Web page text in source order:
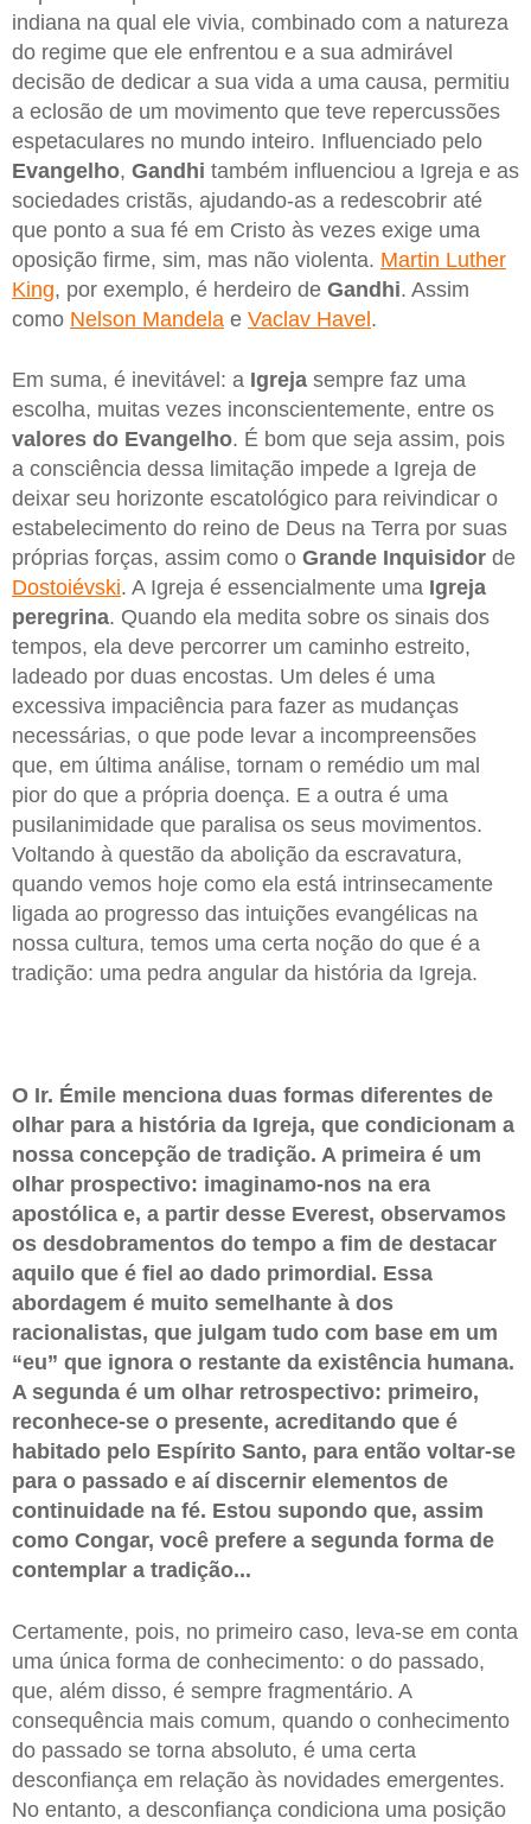
indiana na qual ele vivia, combinado com a natureza
do regime que ele enfrentou e a sua admirável
decisão de dedicar a sua vida a uma causa, permitiu
a eclosão de um movimento que teve repercussões
espetaculares no mundo inteiro. Influenciado pelo
Evangelho, Gandhi também influenciou a Igreja e as
sociedades cristãs, ajudando-as a redescobrir até
que ponto a sua fé em Cristo às vezes exige uma
oposição firme, sim, mas não violenta. Martin Luther
King, por exemplo, é herdeiro de Gandhi. Assim
como Nelson Mandela e Vaclav Havel.
Em suma, é inevitável: a Igreja sempre faz uma
escolha, muitas vezes inconscientemente, entre os
valores do Evangelho. É bom que seja assim, pois
a consciência dessa limitação impede a Igreja de
deixar seu horizonte escatológico para reivindicar o
estabelecimento do reino de Deus na Terra por suas
próprias forças, assim como o Grande Inquisidor de
Dostoiévski. A Igreja é essencialmente uma Igreja
peregrina. Quando ela medita sobre os sinais dos
tempos, ela deve percorrer um caminho estreito,
ladeado por duas encostas. Um deles é uma
excessiva impaciência para fazer as mudanças
necessárias, o que pode levar a incompreensões
que, em última análise, tornam o remédio um mal
pior do que a própria doença. E a outra é uma
pusilanimidade que paralisa os seus movimentos.
Voltando à questão da abolição da escravatura,
quando vemos hoje como ela está intrinsecamente
ligada ao progresso das intuições evangélicas na
nossa cultura, temos uma certa noção do que é a
tradição: uma pedra angular da história da Igreja.
O Ir. Émile menciona duas formas diferentes de
olhar para a história da Igreja, que condicionam a
nossa concepção de tradição. A primeira é um
olhar prospectivo: imaginamo-nos na era
apostólica e, a partir desse Everest, observamos
os desdobramentos do tempo a fim de destacar
aquilo que é fiel ao dado primordial. Essa
abordagem é muito semelhante à dos
racionalistas, que julgam tudo com base em um
“eu” que ignora o restante da existência humana.
A segunda é um olhar retrospectivo: primeiro,
reconhece-se o presente, acreditando que é
habitado pelo Espírito Santo, para então voltar-se
para o passado e aí discernir elementos de
continuidade na fé. Estou supondo que, assim
como Congar, você prefere a segunda forma de
contemplar a tradição...
Certamente, pois, no primeiro caso, leva-se em conta
uma única forma de conhecimento: o do passado,
que, além disso, é sempre fragmentário. A
consequência mais comum, quando o conhecimento
do passado se torna absoluto, é uma certa
desconfiança em relação às novidades emergentes.
No entanto, a desconfiança condiciona uma posição